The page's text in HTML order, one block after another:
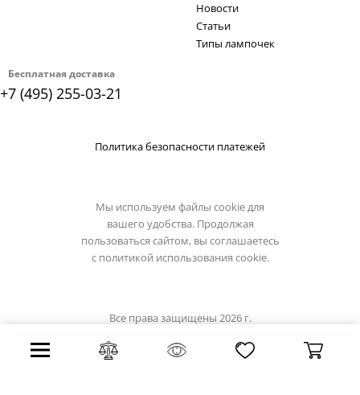
Бесплатная доставка
+7 (495) 255-03-21
Новости
Статьи
Типы лампочек
Политика безопасности платежей
Мы используем файлы cookie для
вашего удобства. Продолжая
пользоваться сайтом, вы соглашаетесь
с политикой использования cookie.
Все права защищены 2026 г.